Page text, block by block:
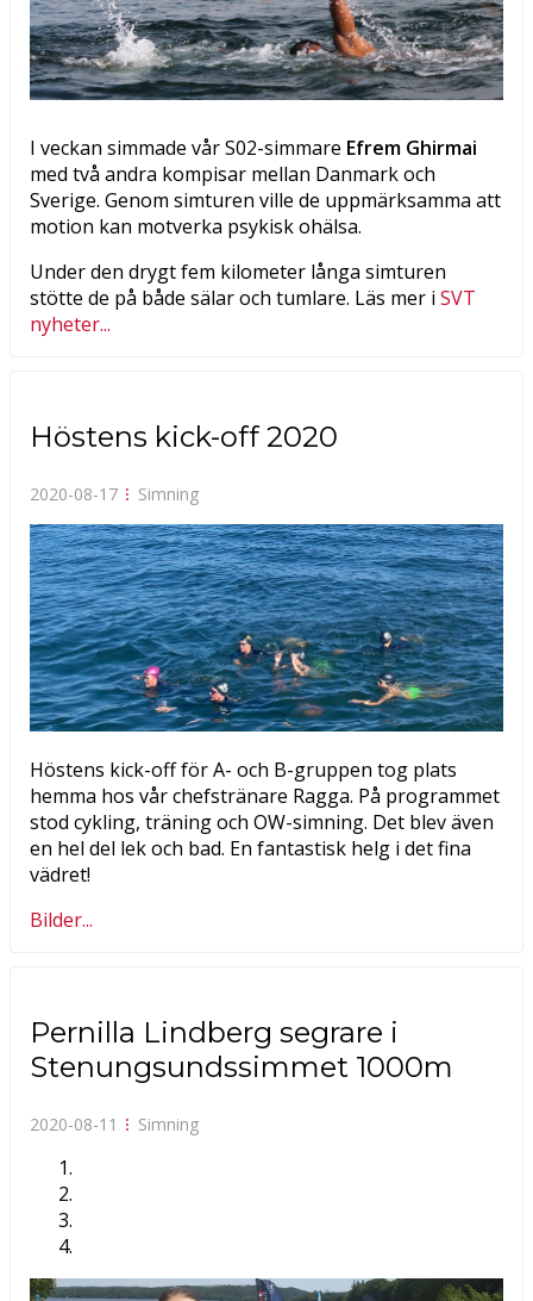
I veckan simmade vår S02-simmare Efrem Ghirmai
med två andra kompisar mellan Danmark och
Sverige. Genom simturen ville de uppmärksamma att
motion kan motverka psykisk ohälsa.
Under den drygt fem kilometer långa simturen
stötte de på både sälar och tumlare. Läs mer i SVT
nyheter...
Höstens kick-off 2020
2020-08-17 ⁝ Simning
Höstens kick-off för A- och B-gruppen tog plats
hemma hos vår chefstränare Ragga. På programmet
stod cykling, träning och OW-simning. Det blev även
en hel del lek och bad. En fantastisk helg i det fina
vädret!
Bilder...
Pernilla Lindberg segrare i
Stenungsundssimmet 1000m
2020-08-11 ⁝ Simning